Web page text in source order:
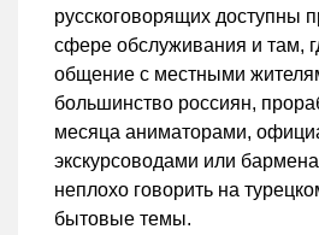
русскоговорящих доступны
сфере обслуживания и там,
общение с местными
большинство россиян,
месяца аниматорами,
экскурсоводами или
неплохо говорить на
бытовые темы.